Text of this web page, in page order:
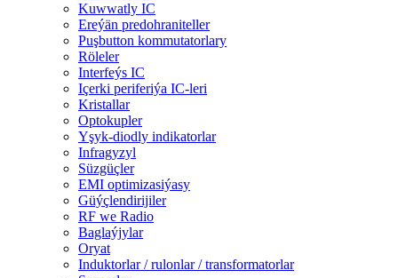
Kuwwatly IC
Ereýän predohraniteller
Puşbutton kommutatorlary
Röleler
Interfeýs IC
Içerki periferiýa IC-leri
Kristallar
Optokupler
Yşyk-diodly indikatorlar
Infragyzyl
Süzgüçler
EMI optimizasiýasy
Güýçlendirijiler
RF we Radio
Baglaýjylar
Oryat
Induktorlar / rulonlar / transformatorlar